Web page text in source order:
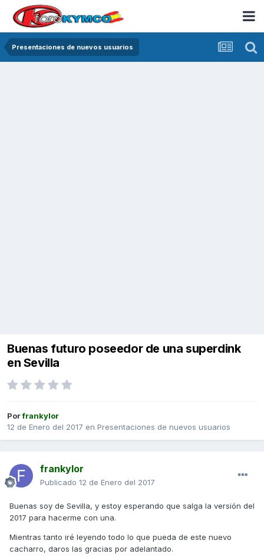
Presentaciones de nuevos usuarios
Buenas futuro poseedor de una superdink
en Sevilla
Porfrankylor
12 de Enero del 2017 en Presentaciones de nuevos usuarios
frankylor
Publicado 12 de Enero del 2017
Buenas soy de Sevilla, y estoy esperando que salga la versión del
2017 para hacerme con una.
Mientras tanto iré leyendo todo lo que pueda de este nuevo
cacharro, daros las gracias por adelantado.